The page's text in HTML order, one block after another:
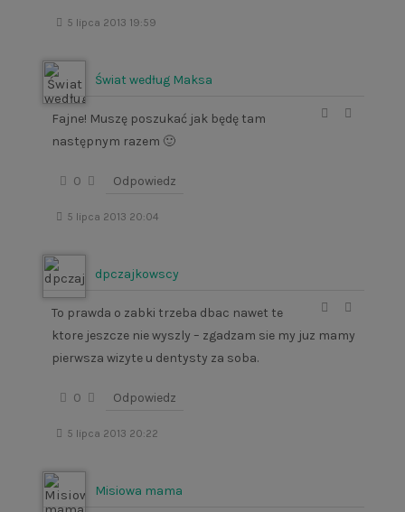
5 lipca 2013 19:59
Świat według Maksa
Fajne! Muszę poszukać jak będę tam
następnym razem 🙂
0 Odpowiedz
5 lipca 2013 20:04
dpczajkowscy
To prawda o zabki trzeba dbac nawet te
ktore jeszcze nie wyszly – zgadzam sie my juz mamy
pierwsza wizyte u dentysty za soba.
0 Odpowiedz
5 lipca 2013 20:22
Misiowa mama